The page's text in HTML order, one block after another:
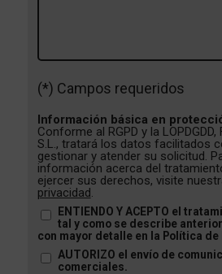
(*) Campos requeridos
Información básica en
Conforme al RGPD y la LOPDGDD,
S.L., tratará los datos facilitados
gestionar y atender su solicitud.
información acerca del
ejercer sus derechos, visite
privacidad
ENTIENDO Y ACEPTO el
tal y como se describe
con mayor detalle en la Política
AUTORIZO el envío de
comerciales.